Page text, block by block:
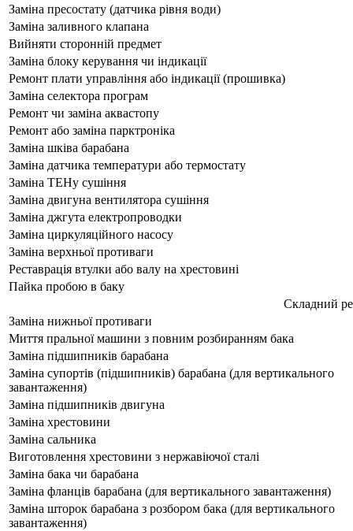
Заміна пресостату (датчика рівня води)
Заміна заливного клапана
Вийняти сторонній предмет
Заміна блоку керування чи індикації
Ремонт плати управління або індикації (прошивка)
Заміна селектора програм
Ремонт чи заміна аквастопу
Ремонт або заміна парктроніка
Заміна шківа барабана
Заміна датчика температури або термостату
Заміна ТЕНу сушіння
Заміна двигуна вентилятора сушіння
Заміна джгута електропроводки
Заміна циркуляційного насосу
Заміна верхньої противаги
Реставрація втулки або валу на хрестовині
Пайка пробою в баку
Складний
Заміна нижньої противаги
Миття пральної машини з повним розбиранням бака
Заміна підшипників барабана
Заміна супортів (підшипників) барабана (для вертикального
завантаження)
Заміна підшипників двигуна
Заміна хрестовини
Заміна сальника
Виготовлення хрестовини з нержавіючої сталі
Заміна бака чи барабана
Заміна фланців барабана (для вертикального завантаження)
Заміна шторок барабана з розбором бака (для вертикального
завантаження)